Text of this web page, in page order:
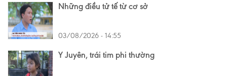
Những điều tử tế từ cơ sở
03/08/2026 - 14:55
Y Juyên, trái tim phi thường